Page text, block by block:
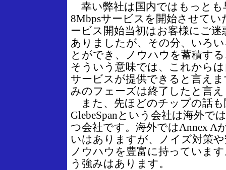
幸い弊社は国内ではもっとも
8Mbpsサービスを開始させて
ービス開始当初はお客様にご
ありましたが、その分、いろ
とができ、ノウハウを蓄積す
そういう意味では、これから
サービスが提供できると言え
みのフェーズは終了したと言
また、先ほどのチップの話も
GlebeSpanという会社は海外で
つ会社です。海外ではAnnex A
いはありますが、ノイズ対策
ノウハウを豊富に持っていま
う強みはあります。